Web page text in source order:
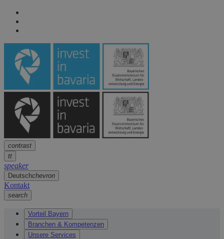
contrast
tt
speaker
Deutschchevron
Kontakt
search
Vorteil Bayern
Branchen & Kompetenzen
Unsere Services